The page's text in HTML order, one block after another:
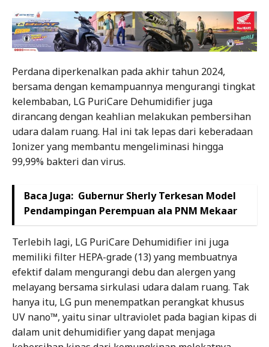
Perdana diperkenalkan pada akhir tahun 2024,
bersama dengan kemampuannya mengurangi tingkat
kelembaban, LG PuriCare Dehumidifier juga
dirancang dengan keahlian melakukan pembersihan
udara dalam ruang. Hal ini tak lepas dari keberadaan
Ionizer yang membantu mengeliminasi hingga
99,99% bakteri dan virus.
Baca Juga: Gubernur Sherly Terkesan Model
Pendampingan Perempuan ala PNM Mekaar
Terlebih lagi, LG PuriCare Dehumidifier ini juga
memiliki filter HEPA-grade (13) yang membuatnya
efektif dalam mengurangi debu dan alergen yang
melayang bersama sirkulasi udara dalam ruang. Tak
hanya itu, LG pun menempatkan perangkat khusus
UV nano™, yaitu sinar ultraviolet pada bagian kipas di
dalam unit dehumidifier yang dapat menjaga